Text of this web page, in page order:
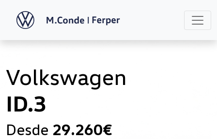
Volkswagen
ID.3
Desde 29.260€